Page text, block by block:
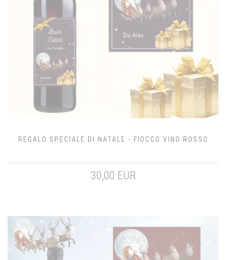
REGALO SPECIALE DI NATALE - FIOCCO VINO ROSSO
30,00 EUR